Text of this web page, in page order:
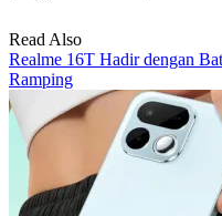
Read Also
Realme 16T Hadir dengan
Ramping